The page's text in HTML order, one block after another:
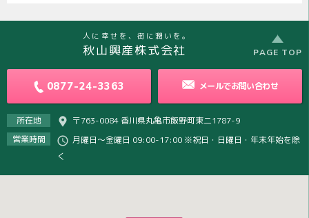
人に幸せを、街に潤いを。
秋山興産株式会社
所在地
〒763-0084 香川県丸亀市飯野町東二1787-9
営業時間
月曜日～金曜日 09:00-17:00 ※祝日・日曜日・年末年始を除
く
0877-24-3363 メールでお問い合わせ
PAGE TOP